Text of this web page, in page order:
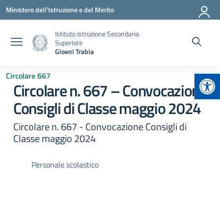
Vai ai contenuti
Vai al menu di navigazione
Vai al footer
Ministero dell'Istruzione e del Merito
Istituto Istruzione Secondaria
Superiore
Gioeni Trabia
Circolare 667
Circolare n. 667 – Convocazione
Consigli di Classe maggio 2024
Circolare n. 667 - Convocazione Consigli di
Classe maggio 2024
Personale scolastico